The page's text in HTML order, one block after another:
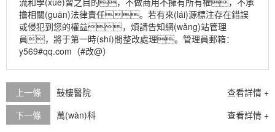
擔相關(guān)法律責任。若有來(lái)源標注存在錯誤
或侵犯到您的權益，煩請告知網(wǎng)站管理
員，將于第一時(shí)間整改處理。管理員郵箱：
y569#qq.com（#改@）
上一條 鼓樓醫院
查看詳情 +
下一條
萬(wàn)科 查看詳情 +